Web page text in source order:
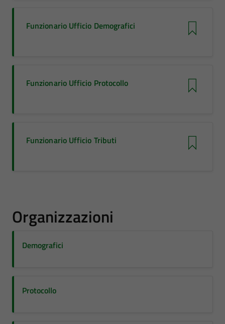
Funzionario Ufficio Demografici
Funzionario Ufficio Protocollo
Funzionario Ufficio Tributi
Organizzazioni
Demografici
Protocollo